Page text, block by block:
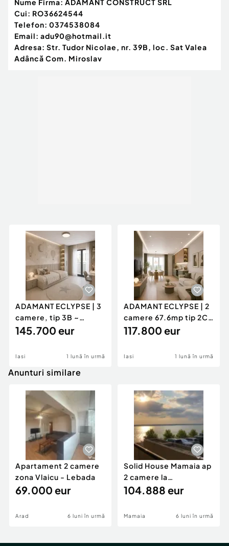
Nume Firma: ADAMANT CONSTRUCT SRL
Cui: RO36624544
Telefon: 0374538084
Email: adu90@hotmail.it
Adresa: Str. Tudor Nicolae, nr. 39B, loc. Sat Valea
Adâncă Com. Miroslav
ADAMANT ECLYPSE | 3
camere, tip 3B ~
85mp, CUG-BRD – Iasi
145.700 eur
Iasi 1 lună în urmă
ADAMANT ECLYPSE | 2
camere 67.6mp tip 2C
- CUG - Iași
117.800 eur
Iasi 1 lună în urmă
Anunturi similare
Apartament 2 camere
zona Vlaicu - Lebada
69.000 eur
Arad 6 luni în urmă
Solid House Mamaia ap
2 camere la
cheie,langa Mega
104.888 eur
Mamaia 6 luni în urmă